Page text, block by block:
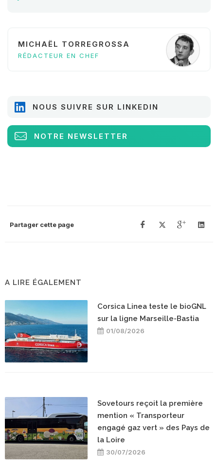
MICHAËL TORREGROSSA
RÉDACTEUR EN CHEF
NOUS SUIVRE SUR LINKEDIN
NOTRE NEWSLETTER
Partager cette page
A LIRE ÉGALEMENT
Corsica Linea teste le bioGNL
sur la ligne Marseille-Bastia
01/08/2026
Sovetours reçoit la première
mention « Transporteur
engagé gaz vert » des Pays de
la Loire
30/07/2026